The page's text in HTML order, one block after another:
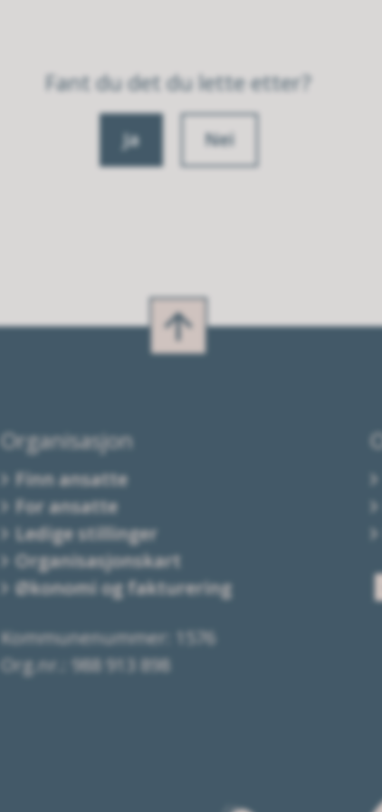
Fant du det du lette etter?
Ja Nei
Organisasjon
Finn ansatte
For ansatte
Ledige stillinger
Organisasjonskart
Økonomi og fakturering
Kommunenummer: 1576
Org.nr.: 988 913 898